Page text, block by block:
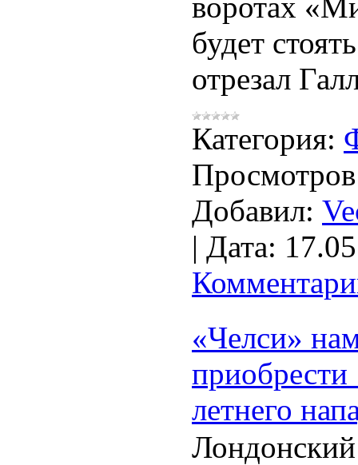
будет
отрезал
Категория:
Добавил:
| Дата:
«Челси»
приобрести
летнего